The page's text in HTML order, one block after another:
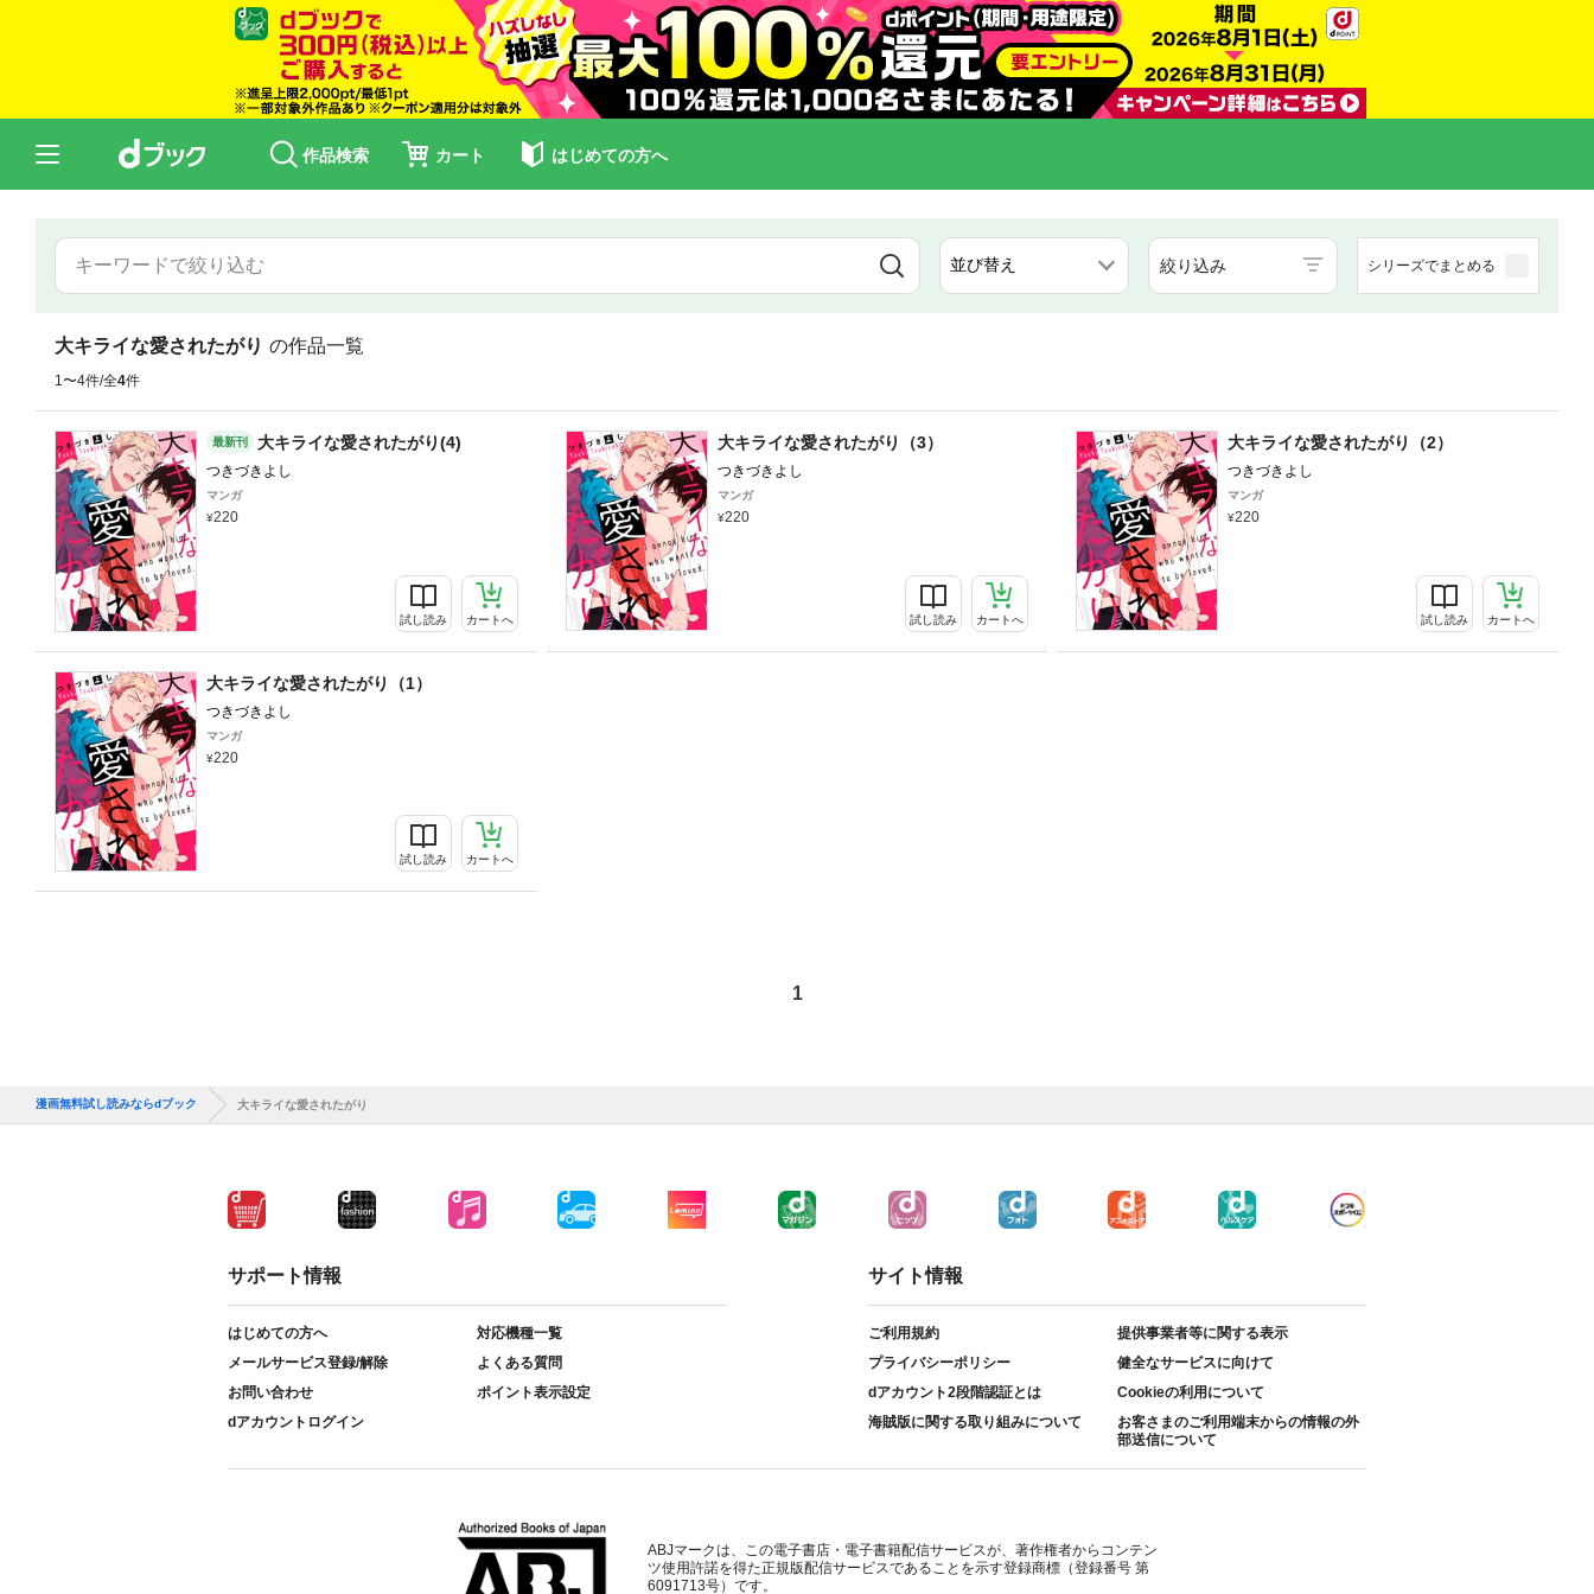
作品検索 カート はじめての方へ
絞り込み シリーズでまとめる
大キライな愛されたがり の作品一覧
1〜4件/全4件
最新刊 大キライな愛されたがり(4)
つきづきよし
マンガ
220
試し読み カートへ
大キライな愛されたがり（3）
つきづきよし
マンガ
220
試し読み カートへ
大キライな愛されたがり（2）
つきづきよし
マンガ
220
試し読み カートへ
大キライな愛されたがり（1）
つきづきよし
マンガ
220
試し読み カートへ
1
漫画無料試し読みならdブック 大キライな愛されたがり
サポート情報
はじめての方へ
対応機種一覧
メールサービス登録/解除
よくある質問
お問い合わせ
ポイント表示設定
dアカウントログイン
サイト情報
ご利用規約
提供事業者等に関する表示
プライバシーポリシー
健全なサービスに向けて
dアカウント2段階認証とは
Cookieの利用について
海賊版に関する取り組みについて
お客さまのご利用端末からの情報の外
部送信について
ABJマークは、この電子書店・電子書籍配信サービスが、著作権者からコンテン
ツ使用許諾を得た正規版配信サービスであることを示す登録商標（登録番号 第
6091713号）です。